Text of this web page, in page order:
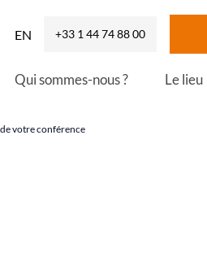
EN +33 1 44 74 88 00
Qui sommes-nous ? Le lieu
votre conférence